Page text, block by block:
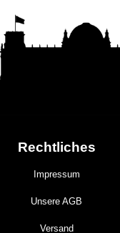
Rechtliches
Impressum
Unsere AGB
Versand